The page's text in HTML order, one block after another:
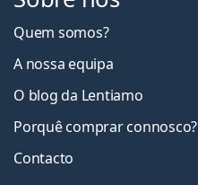
Quem somos?
A nossa equipa
O blog da Lentiamo
Porquê comprar connosco?
Contacto